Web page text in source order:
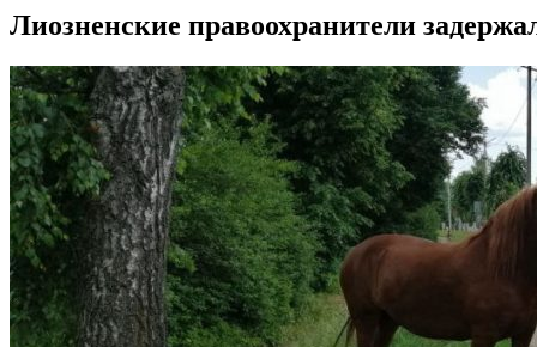
Лиозненские правоохранители